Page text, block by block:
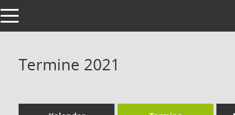
Toggle navigation
Termine 2021